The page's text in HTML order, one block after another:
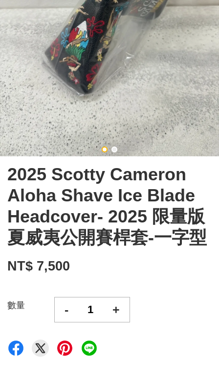
2025 Scotty Cameron
Aloha Shave Ice Blade
Headcover- 2025 限量版
夏威夷公開賽桿套-一字型
NT$ 7,500
數量 - +